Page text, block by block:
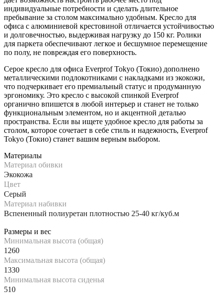
индивидуальные потребности и сделать длительное
пребывание за столом максимально удобным. Кресло для
офиса с алюминиевой крестовиной отличается устойчивостью
и долговечностью, выдерживая нагрузку до 150 кг. Ролики
для паркета обеспечивают легкое и бесшумное перемещение
по полу, не повреждая его поверхность.
Серое кресло для офиса Everprof Tokyo (Токио) дополнено
металлическими подлокотниками с накладками из экокожи,
что подчеркивает его премиальный статус и продуманную
эргономику. Это кресло с высокой спинкой Everprof
органично впишется в любой интерьер и станет не только
функциональным элементом, но и акцентной деталью
пространства. Если вы ищете удобное кресло для работы за
столом, которое сочетает в себе стиль и надежность, Everprof
Tokyo (Токио) станет вашим верным выбором.
Материалы
Материал обивки
Экокожа
Цвет
Серый
Материал набивки
Вспененный полиуретан плотностью 25-40 кг/куб.м
Размеры и вес
Минимальная высота (общая)
1260
Максимальная высота (общая)
1330
Минимальная высота сиденья
510